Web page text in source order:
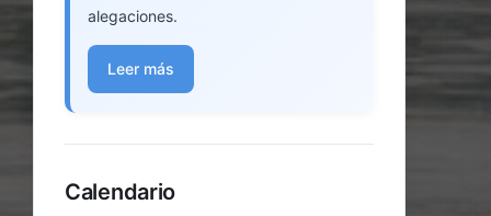
alegaciones.
Leer más
Calendario